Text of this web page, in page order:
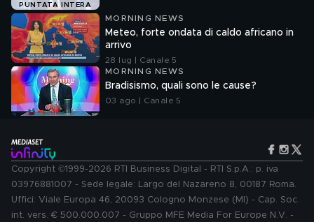
PUNTATA INTERA
MORNING NEWS
Meteo, forte ondata di caldo africano in
arrivo
28 lug | Canale 5
MORNING NEWS
Bradisismo, quali sono le cause?
03 ago | Canale 5
Copyright ©1999-2026 RTI Business Digital - RTI S.p.A.: p. iva
03976881007 - Sede legale: Largo del Nazareno 8, 00187 Roma.
Uffici: Viale Europa 46, 20093 Cologno Monzese (MI) - Cap. Soc.
int. vers. € 500.000.007 - Gruppo MFE Media For Europe N.V. -